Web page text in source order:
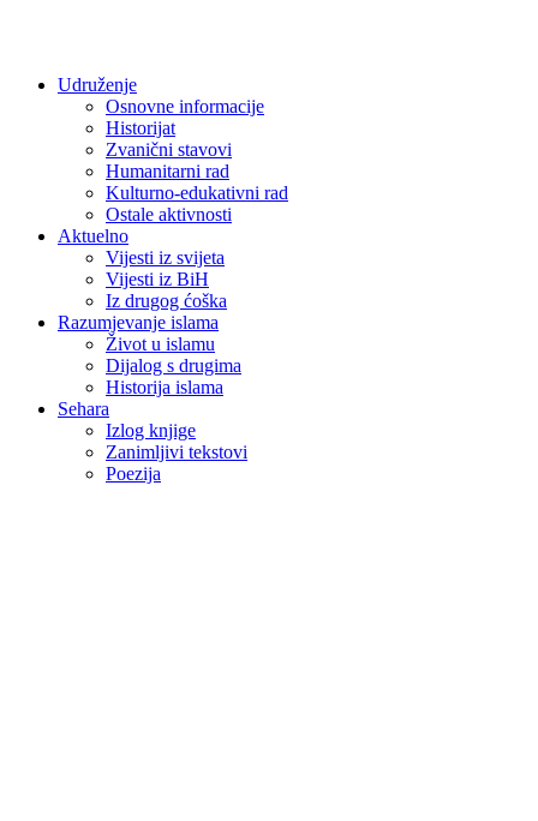
Udruženje
Osnovne informacije
Historijat
Zvanični stavovi
Humanitarni rad
Kulturno-edukativni rad
Ostale aktivnosti
Aktuelno
Vijesti iz svijeta
Vijesti iz BiH
Iz drugog ćoška
Razumjevanje islama
Život u islamu
Dijalog s drugima
Historija islama
Sehara
Izlog knjige
Zanimljivi tekstovi
Poezija